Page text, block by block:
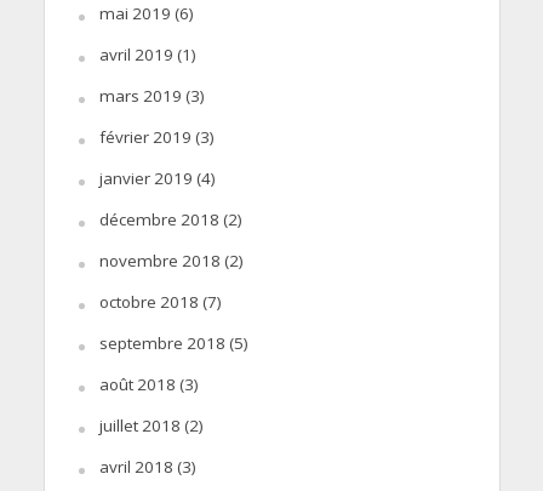
mai 2019 (6)
avril 2019 (1)
mars 2019 (3)
février 2019 (3)
janvier 2019 (4)
décembre 2018 (2)
novembre 2018 (2)
octobre 2018 (7)
septembre 2018 (5)
août 2018 (3)
juillet 2018 (2)
avril 2018 (3)